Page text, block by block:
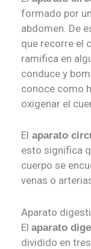
formado por
abdomen. De
que recorre el
ramifica en
conduce y
conoce como
oxigenar el
El aparato
esto significa
cuerpo se
venas o
Aparato
El aparato
dividido en